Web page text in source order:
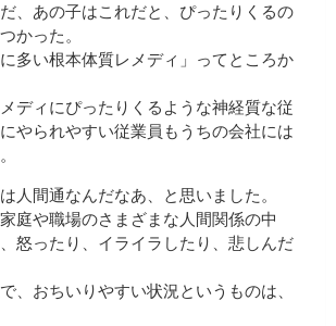
、あの子はこれだと、ぴったりくるの
かった。
多い根本体質レメディ」ってところか
ディにぴったりくるような神経質な従
やられやすい従業員もうちの会社には
人間通なんだなあ、と思いました。
庭や職場のさまざまな人間関係の中
怒ったり、イライラしたり、悲しんだ
、おちいりやすい状況というものは、